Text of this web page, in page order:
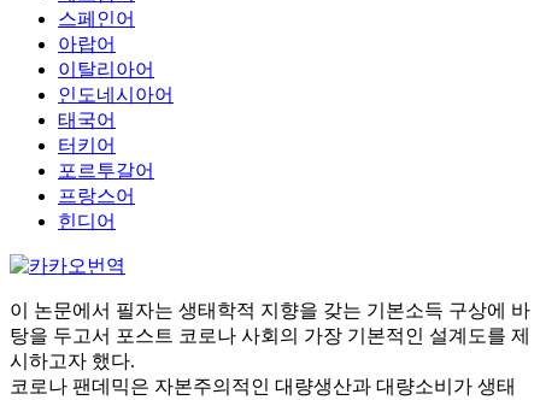
스페인어
아랍어
이탈리아어
인도네시아어
태국어
터키어
포르투갈어
프랑스어
힌디어
이 논문에서 필자는 생태학적 지향을 갖는 기본소득 구상에 바
탕을 두고서 포스트 코로나 사회의 가장 기본적인 설계도를 제
시하고자 했다.
코로나 팬데믹은 자본주의적인 대량생산과 대량소비가 생태